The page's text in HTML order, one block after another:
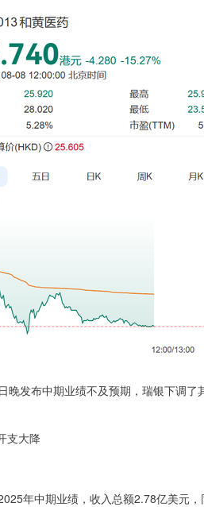
发布中期业绩不及预期，瑞银下调了
支大降
年中期业绩，收入总额2.78亿美元，